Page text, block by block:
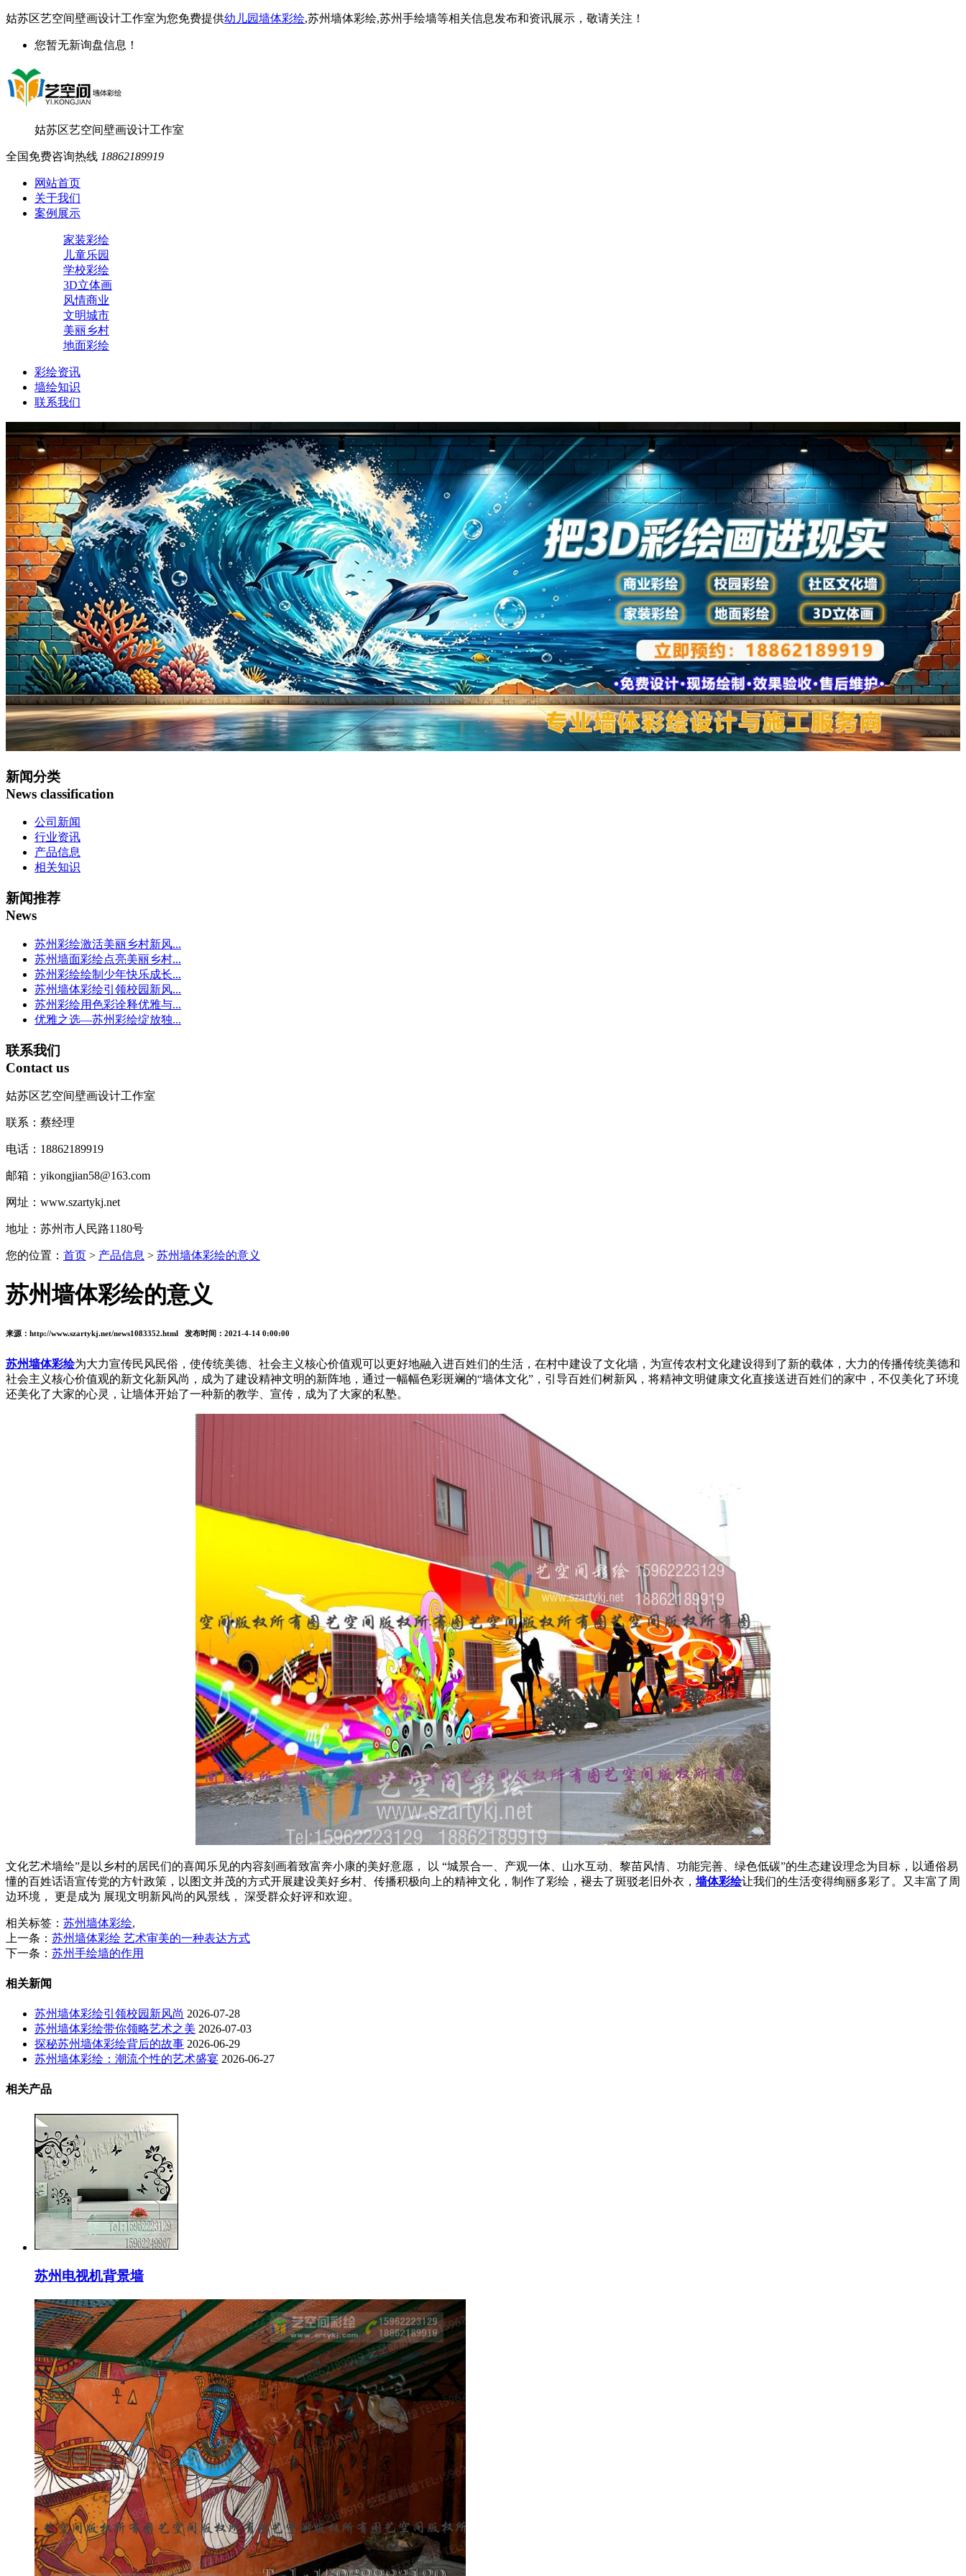
姑苏区艺空间壁画设计工作室为您免费提供幼儿园墙体彩绘,苏州墙体彩绘,苏州手绘墙等相关信息发布和资讯展示，敬请关注！
您暂无新询盘信息！
姑苏区艺空间壁画设计工作室
全国免费咨询热线 18862189919
网站首页
关于我们
案例展示
家装彩绘
儿童乐园
学校彩绘
3D立体画
风情商业
文明城市
美丽乡村
地面彩绘
彩绘资讯
墙绘知识
联系我们
新闻分类
News classification
公司新闻
行业资讯
产品信息
相关知识
新闻推荐
News
苏州彩绘激活美丽乡村新风...
苏州墙面彩绘点亮美丽乡村...
苏州彩绘绘制少年快乐成长...
苏州墙体彩绘引领校园新风...
苏州彩绘用色彩诠释优雅与...
优雅之选—苏州彩绘绽放独...
联系我们
Contact us
姑苏区艺空间壁画设计工作室
联系：蔡经理
电话：18862189919
邮箱：yikongjian58@163.com
网址：www.szartykj.net
地址：苏州市人民路1180号
您的位置： 首页 > 产品信息 > 苏州墙体彩绘的意义
苏州墙体彩绘的意义
来源：http://www.szartykj.net/news1083352.html 发布时间：2021-4-14 0:00:00
苏州墙体彩绘为大力宣传民风民俗，使传统美德、社会主义核心价值观可以更好地融入进百姓们的生活，在村中建设了文化墙，为宣传农村文化建设得到了新的载体，大力的传播传统美德和
社会主义核心价值观的新文化新风尚，成为了建设精神文明的新阵地，通过一幅幅色彩斑斓的“墙体文化”，引导百姓们树新风，将精神文明健康文化直接送进百姓们的家中，不仅美化了环境
还美化了大家的心灵，让墙体开始了一种新的教学、宣传，成为了大家的私塾。
文化艺术墙绘”是以乡村的居民们的喜闻乐见的内容刻画着致富奔小康的美好意愿， 以 “城景合一、产观一体、山水互动、黎苗风情、功能完善、绿色低碳”的生态建设理念为目标，以通俗易
懂的百姓话语宣传党的方针政策，以图文并茂的方式开展建设美好乡村、传播积极向上的精神文化，制作了彩绘，褪去了斑驳老旧外衣， 墙体彩绘让我们的生活变得绚丽多彩了。又丰富了周
边环境， 更是成为 展现文明新风尚的风景线， 深受群众好评和欢迎。
相关标签： 苏州墙体彩绘,
上一条： 苏州墙体彩绘 艺术审美的一种表达方式
下一条： 苏州手绘墙的作用
相关新闻
苏州墙体彩绘引领校园新风尚 2026-07-28
苏州墙体彩绘带你领略艺术之美 2026-07-03
探秘苏州墙体彩绘背后的故事 2026-06-29
苏州墙体彩绘：潮流个性的艺术盛宴 2026-06-27
相关产品
苏州电视机背景墙